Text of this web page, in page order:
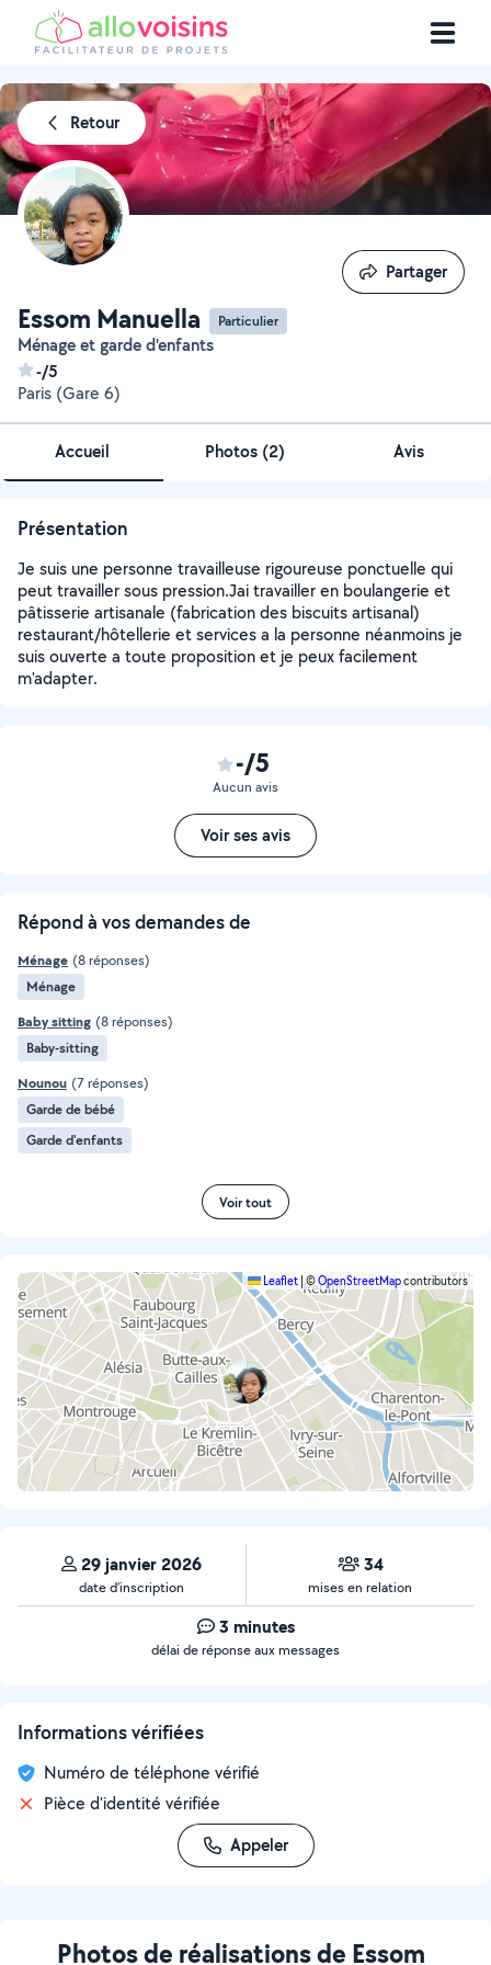
Retour
Essom Manuella Particulier
Ménage et garde d'enfants
-/5
Paris (Gare 6)
Partager
Partager
Accueil Photos (2) Avis
Présentation
Je suis une personne travailleuse rigoureuse ponctuelle qui
peut travailler sous pression.Jai travailler en boulangerie et
pâtisserie artisanale (fabrication des biscuits artisanal)
restaurant/hôtellerie et services a la personne néanmoins je
suis ouverte a toute proposition et je peux facilement
m'adapter.
-/5
Aucun avis
Voir ses avis
Répond à vos demandes de
Ménage (8 réponses)
Ménage
Baby sitting (8 réponses)
Baby-sitting
Nounou (7 réponses)
Garde de bébé
Garde d'enfants
Voir tout
Leaflet ©OpenStreetMapcontributors
29 janvier 2026
date d’inscription
34
mises en relation
3 minutes
délai de réponse aux messages
Informations vérifiées
Numéro de téléphone vérifié
Pièce d'identité vérifiée
Appeler
Photos de réalisations de Essom